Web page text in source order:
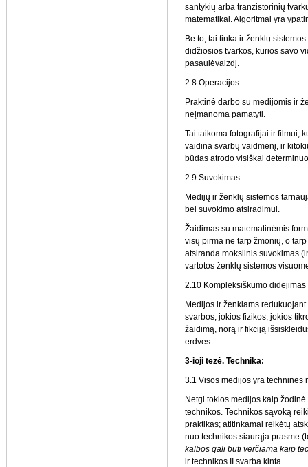
santykių arba tranzistorinių
matematikai. Algoritmai yra
Be to, tai tinka ir ženklų
didžiosios tvarkos, kurios savo
pasaulėvaizdį.
2.8 Operacijos
Praktinė darbo su medijomis ir
neįmanoma pamatyti.
Tai taikoma fotografijai ir filmui,
vaidina svarbų vaidmenį, ir
būdas atrodo visiškai
2.9 Suvokimas
Medijų ir ženklų sistemos
bei suvokimo atsiradimui.
Žaidimas su matematinėmis
visų pirma ne tarp žmonių, o
atsiranda mokslinis suvokimas
vartotos ženklų sistemos
2.10 Kompleksiškumo didėjimas
Medijos ir ženklams
svarbos, jokios fizikos, jokios
žaidimą, norą ir fikciją
erdves.
3-ioji tezė. Technika:
3.1 Visos medijos yra techninės
Netgi tokios medijos kaip
technikos. Technikos sąvoką
praktikas; atitinkamai reikėtų
nuo technikos siaurąja prasme
kalbos gali būti verčiama kaip
ir technikos II svarba kinta.